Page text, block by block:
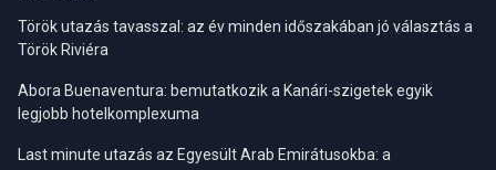
Török utazás tavasszal: az év minden időszakában jó választás a
Török Riviéra
Abora Buenaventura: bemutatkozik a Kanári-szigetek egyik
legjobb hotelkomplexuma
Last minute utazás az Egyesült Arab Emirátusokba: a